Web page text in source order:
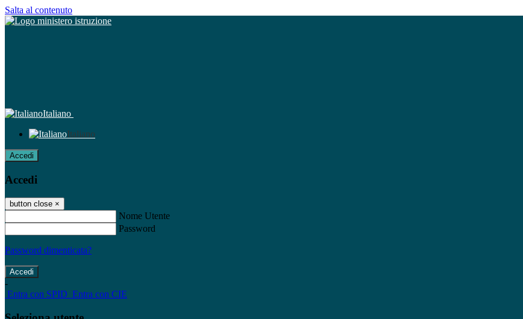
Salta al contenuto
Italiano
Italiano
Accedi
Accedi
button close ×
Nome Utente
Password
Password dimenticata?
-
Entra con SPID Entra con CIE